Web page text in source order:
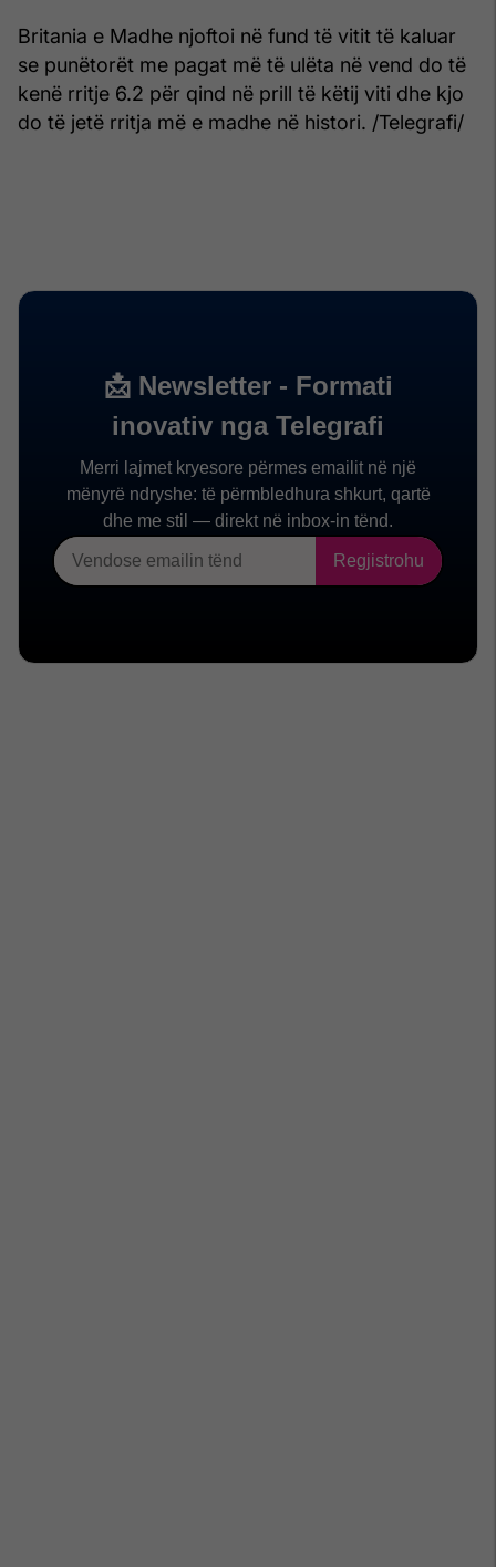
Britania e Madhe njoftoi në fund të vitit të kaluar
se punëtorët me pagat më të ulëta në vend do të
kenë rritje 6.2 për qind në prill të këtij viti dhe kjo
do të jetë rritja më e madhe në histori. /Telegrafi/